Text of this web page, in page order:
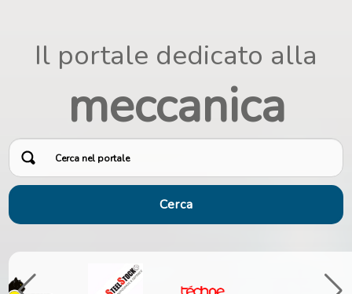
Il portale dedicato alla
meccanica
Cerca